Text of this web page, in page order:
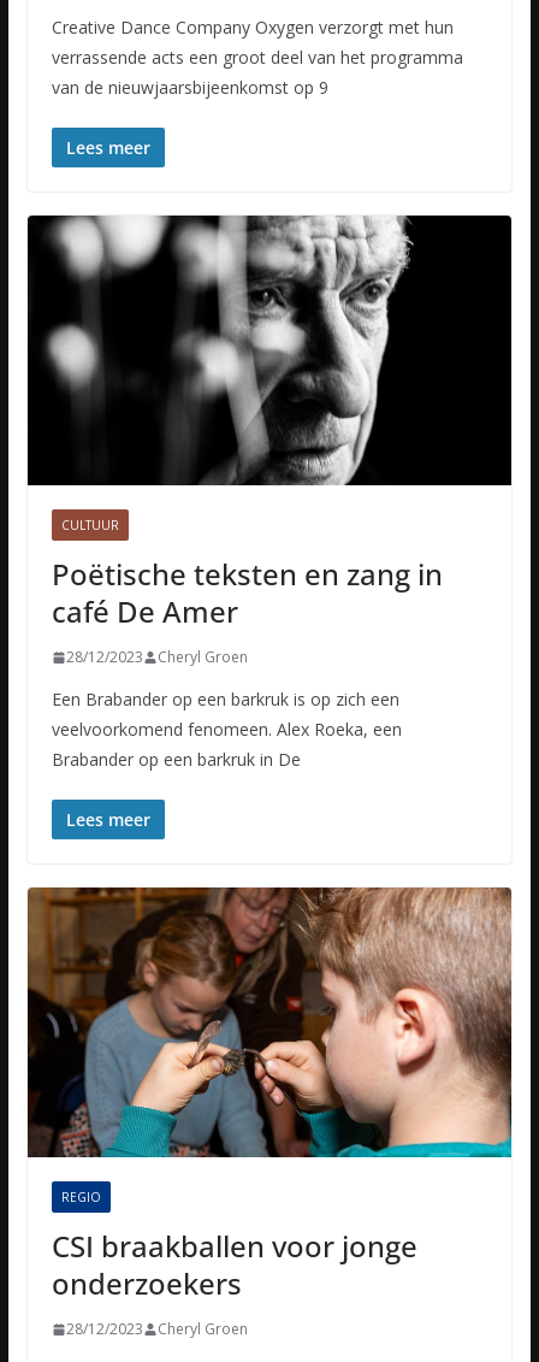
Creative Dance Company Oxygen verzorgt met hun
verrassende acts een groot deel van het programma
van de nieuwjaarsbijeenkomst op 9
Lees meer
CULTUUR
Poëtische teksten en zang in
café De Amer
28/12/2023 Cheryl Groen
Een Brabander op een barkruk is op zich een
veelvoorkomend fenomeen. Alex Roeka, een
Brabander op een barkruk in De
Lees meer
REGIO
CSI braakballen voor jonge
onderzoekers
28/12/2023 Cheryl Groen